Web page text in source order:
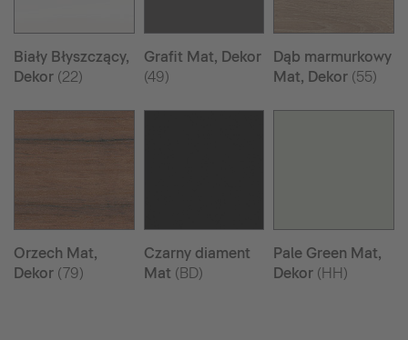
Biały Błyszczący,
Dekor (22)
Grafit Mat, Dekor
(49)
Dąb marmurkowy
Mat, Dekor (55)
Orzech Mat,
Dekor (79)
Czarny diament
Mat (BD)
Pale Green Mat,
Dekor (HH)